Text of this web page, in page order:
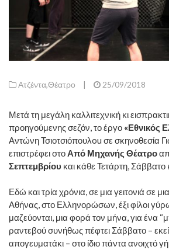
Ατζέντα,Θέατρο | 25/09/2018
Μετά τη μεγάλη καλλιτεχνική κι
προηγούμενης σεζόν, το έργο «Εθνικός
Αντώνη Τσιοτσιόπουλou σε σκηνοθεσία
επιστρέφει στοΑπό Μηχανής Θέατρο
Σεπτεμβρίου και κάθε Τετάρτη, Σάββατο
Εδώ και τρία χρόνια, σε μια γειτονιά σε
Αθήνας, στο Ελληνορώσων, έξι φίλοι
μαζεύονται, μια φορά τον μήνα, για ένα
ραντεβού συνήθως πέφτει Σάββατο –
απογευματάκι – στο ίδιο πάντα ανοιχτό